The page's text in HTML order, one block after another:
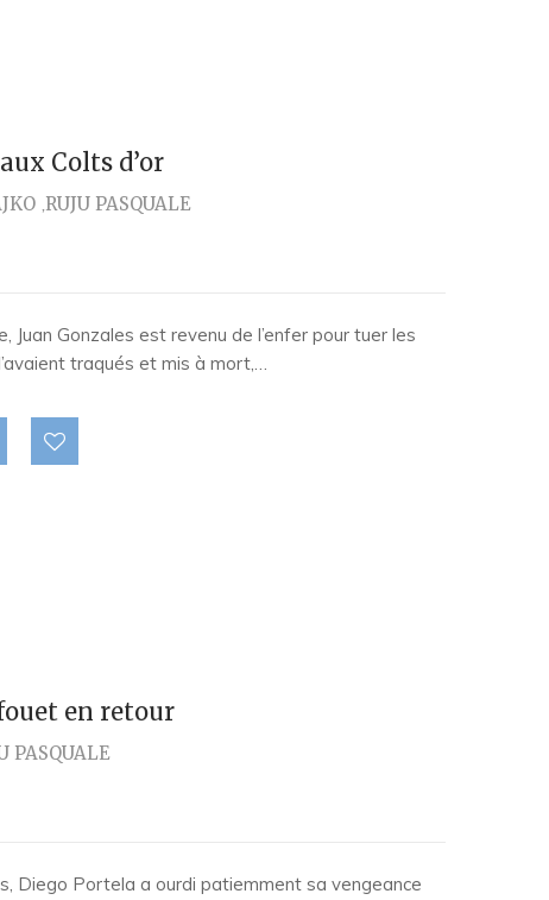
Colts d’or
RUJU PASQUALE
Juan Gonzales est revenu de l’enfer pour tuer les
traqués et mis à mort,…
en retour
PASQUALE
Diego Portela a ourdi patiemment sa vengeance